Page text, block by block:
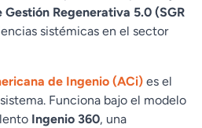
Gestión Regenerativa 5.0 (SGR
sistémicas en el sector
de Ingenio (ACi) es el
Funciona bajo el modelo
Ingenio 360, una